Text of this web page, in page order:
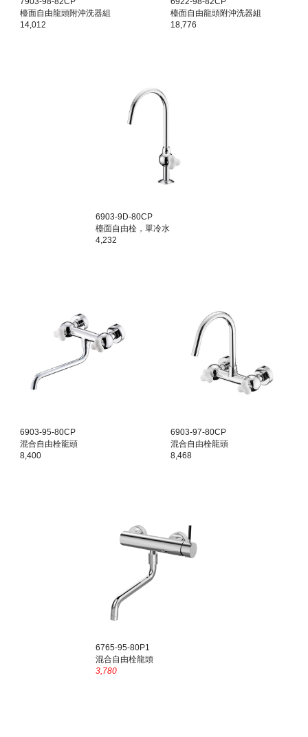
檯面自由龍頭附沖洗器組
14,012
檯面自由龍頭附沖洗器組
18,776
6903-9D-80CP
檯面自由栓，單冷水
4,232
6903-95-80CP
混合自由栓龍頭
8,400
6903-97-80CP
混合自由栓龍頭
8,468
6765-95-80P1
混合自由栓龍頭
3,780